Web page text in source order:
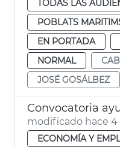
TODAS LAS
POBLATS
EN PORTADA
NORMAL
JOSÉ GOSÁLBEZ
modificado hace 4
ECONOMÍA Y